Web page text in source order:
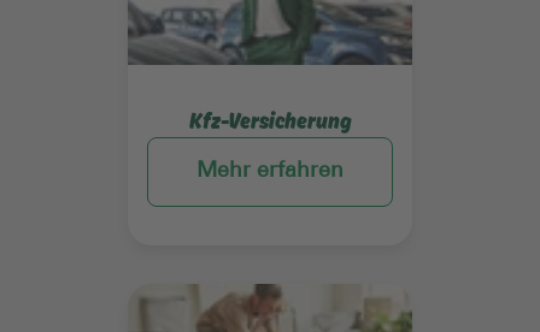
Kfz-Versicherung
Mehr erfahren
Mehr erfahren